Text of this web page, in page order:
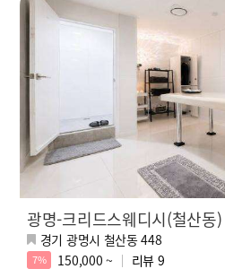
광명-크리드스웨디시(철산동)
경기 광명시 철산동 448
7% 150,000 ~ 리뷰 9